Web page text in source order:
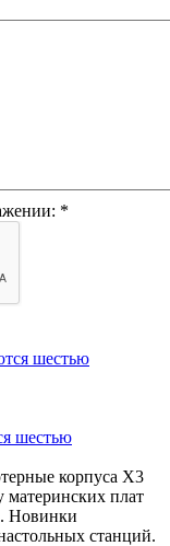
*
шестью
корпуса X3
материнских плат
Новинки
станций.